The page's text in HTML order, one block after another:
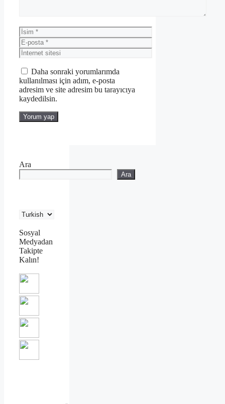
İsim
E-
posta
İnternet
sitesi
Daha sonraki yorumlarımda
kullanılması için adım, e-posta
adresim ve site adresim bu tarayıcıya
kaydedilsin.
Ara
Ara
Sosyal
Medyadan
Takipte
Kalın!